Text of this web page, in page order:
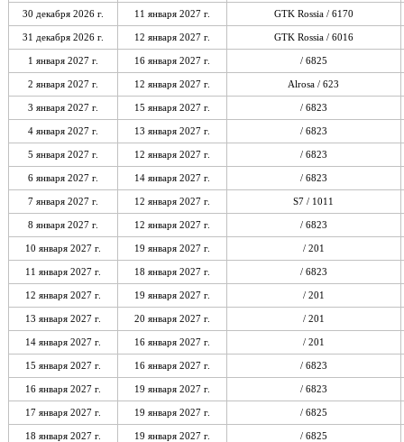
30 декабря 2026 г. 11 января 2027 г. GTK Rossia / 6170
31 декабря 2026 г. 12 января 2027 г. GTK Rossia / 6016
1 января 2027 г. 16 января 2027 г. / 6825
2 января 2027 г. 12 января 2027 г. Alrosa / 623
3 января 2027 г. 15 января 2027 г. / 6823
4 января 2027 г. 13 января 2027 г. / 6823
5 января 2027 г. 12 января 2027 г. / 6823
6 января 2027 г. 14 января 2027 г. / 6823
7 января 2027 г. 12 января 2027 г. S7 / 1011
8 января 2027 г. 12 января 2027 г. / 6823
10 января 2027 г. 19 января 2027 г. / 201
11 января 2027 г. 18 января 2027 г. / 6823
12 января 2027 г. 19 января 2027 г. / 201
13 января 2027 г. 20 января 2027 г. / 201
14 января 2027 г. 16 января 2027 г. / 201
15 января 2027 г. 16 января 2027 г. / 6823
16 января 2027 г. 19 января 2027 г. / 6823
17 января 2027 г. 19 января 2027 г. / 6825
18 января 2027 г. 19 января 2027 г. / 6825